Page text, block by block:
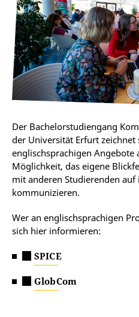
Der Bachelorstudiengang
der Universität Erfurt zeichnet
englischsprachigen Angebote
Möglichkeit, das eigene
mit anderen Studierenden
kommunizieren.
Wer an englischsprachigen
sich hier informieren:
SPICE
GlobCom